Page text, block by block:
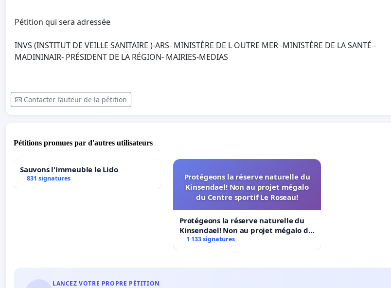
Pétition qui sera adressée
INVS (INSTITUT DE VEILLE SANITAIRE )-ARS- MINISTÈRE DE L OUTRE MER -MINISTÈRE DE LA SANTÉ -
MADININAIR- PRÉSIDENT DE LA RÉGION- MAIRIES-MEDIAS
Contacter l’auteur de la pétition
Pétitions promues par d'autres utilisateurs
Sauvons l'immeuble le Lido
831 signatures
Protégeons la réserve naturelle du
Kinsendael! Non au projet mégalo
du Centre sportif Le Roseau!
Protégeons la réserve naturelle du
Kinsendael! Non au projet mégalo du
Centre sportif Le Roseau!
1 133 signatures
LANCEZ VOTRE PROPRE PÉTITION